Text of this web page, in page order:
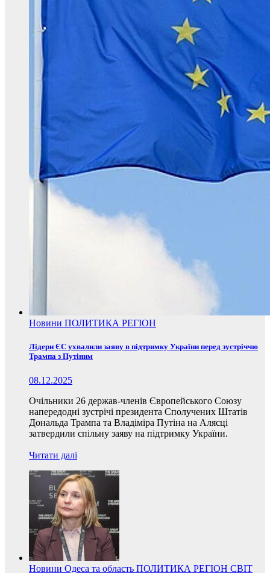
Новини ПОЛИТИКА РЕГІОН
Лідери ЄС ухвалили заяву в підтримку України перед зустріччю
Трампа з Путіним
08.12.2025
Очільники 26 держав-членів Європейського Союзу
напередодні зустрічі президента Сполучених Штатів
Дональда Трампа та Владіміра Путіна на Алясці
затвердили спільну заяву на підтримку України.
Читати далі
Новини Одеса та область ПОЛИТИКА РЕГІОН СВІТ